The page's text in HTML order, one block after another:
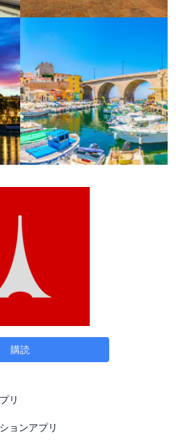
購読
リ
ョンアプリ